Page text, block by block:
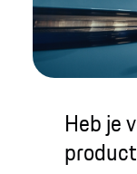
Heb je